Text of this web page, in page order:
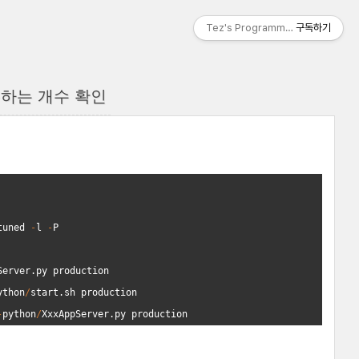
는 개수 확인
- l - P
. py production
/start . sh production
python/XxxAppServer. py production
Tez's Programming & IT
구독하기